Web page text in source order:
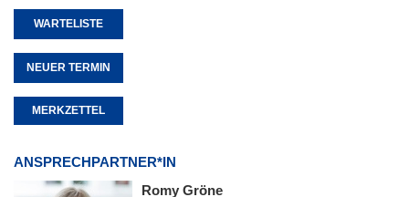
WARTELISTE
NEUER TERMIN
MERKZETTEL
ANSPRECHPARTNER*IN
Romy Gröne